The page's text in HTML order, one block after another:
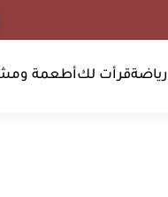
رياضةقرأت لكأطعمة